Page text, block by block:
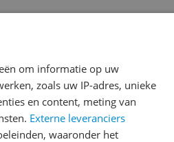
om informatie op uw
zoals uw IP-adres, unieke
en content, meting van
Externe leveranciers
waaronder het